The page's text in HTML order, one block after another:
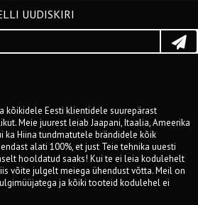
UUDISKIRI
kõikidele Eesti klientidele suurepärast
Meie juurest leiab Jaapani, Itaalia, Ameerika
ka Hiina tundmatutele brändidele kõik
alati 100%, et just Teie tehnika uuesti
hooldatud saaks! Kui te ei leia kodulehelt
võite julgelt meiega ühendust võtta. Meil on
ja kõiki tooteid kodulehel ei